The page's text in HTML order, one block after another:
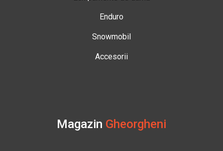
Enduro
Snowmobil
Accesorii
Magazin Gheorgheni